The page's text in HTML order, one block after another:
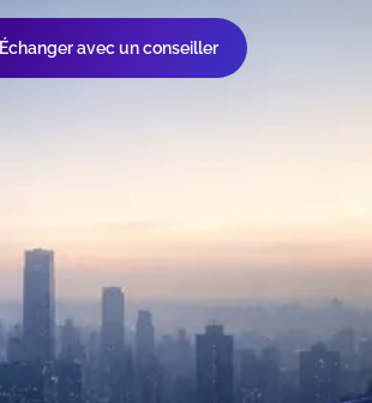
Échanger avec un conseiller